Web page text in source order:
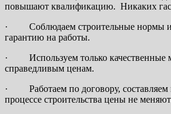
повышают квалификацию. Никаких
· Соблюдаем строительные нормы и
гарантию на работы.
· Используем только качественные
справедливым ценам.
· Работаем по договору, составляем
процессе строительства цены не